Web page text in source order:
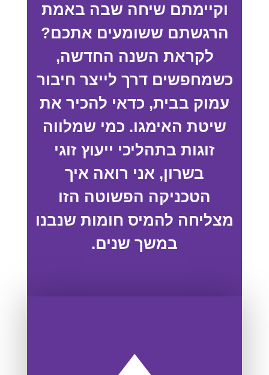
וקיימתם שיחה שבה באמת
הרגשתם ששומעים אתכם?
לקראת השנה החדשה,
כשמחפשים דרך לייצר חיבור
עמוק בבית, כדאי להכיר את
שיטת האימגו. כמי שמלווה
זוגות בתהליכי ייעוץ זוגי
בשרון, אני רואה איך
הטכניקה הפשוטה הזו
מצליחה להמיס חומות שנבנו
במשך שנים.